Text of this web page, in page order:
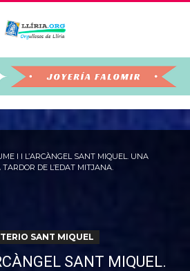
I I L’ARCÀNGEL SANT MIQUEL. UNA
DE L’EDAT MITJANA.
SANT MIQUEL
SANT MIQUEL.